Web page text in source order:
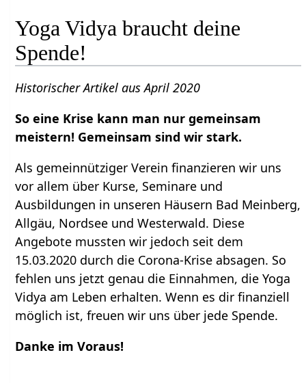
Yoga Vidya braucht deine
Spende!
Historischer Artikel aus April 2020
So eine Krise kann man nur gemeinsam
meistern! Gemeinsam sind wir stark.
Als gemeinnütziger Verein finanzieren wir uns
vor allem über Kurse, Seminare und
Ausbildungen in unseren Häusern Bad Meinberg,
Allgäu, Nordsee und Westerwald. Diese
Angebote mussten wir jedoch seit dem
15.03.2020 durch die Corona-Krise absagen. So
fehlen uns jetzt genau die Einnahmen, die Yoga
Vidya am Leben erhalten. Wenn es dir finanziell
möglich ist, freuen wir uns über jede Spende.
Danke im Voraus!